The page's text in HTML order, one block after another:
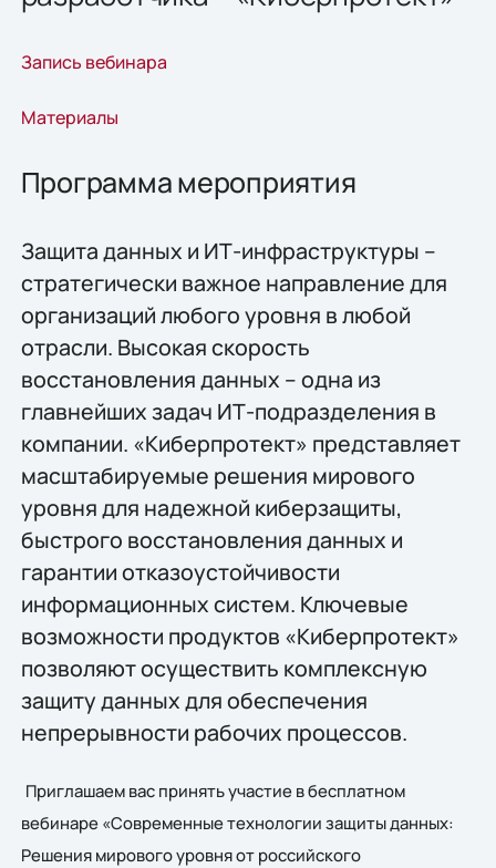
Запись вебинара
Материалы
Программа мероприятия
Защита данных и ИТ-инфраструктуры –
стратегически важное направление для
организаций любого уровня в любой
отрасли. Высокая скорость
восстановления данных – одна из
главнейших задач ИТ-подразделения в
компании. «Киберпротект» представляет
масштабируемые решения мирового
уровня для надежной киберзащиты,
быстрого восстановления данных и
гарантии отказоустойчивости
информационных систем. Ключевые
возможности продуктов «Киберпротект»
позволяют осуществить комплексную
защиту данных для обеспечения
непрерывности рабочих процессов.
Приглашаем вас принять участие в бесплатном
вебинаре «Современные технологии защиты данных:
Решения мирового уровня от российского